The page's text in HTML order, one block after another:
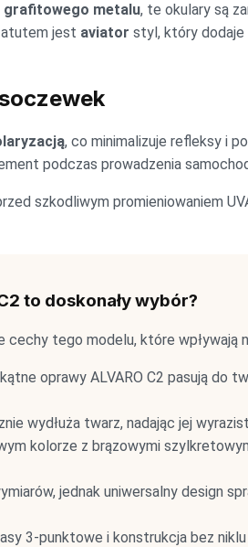
grafitowego metalu, te okulary są
jest aviator styl, który dodaje
, co minimalizuje refleksy i
podczas prowadzenia
szkodliwym promieniowaniem
to doskonały wybór?
cechy tego modelu, które wpływają
oprawy ALVARO C2 pasują do
wydłuża twarz, nadając jej
kolorze z brązowymi
jednak uniwersalny design
3-punktowe i konstrukcja bez